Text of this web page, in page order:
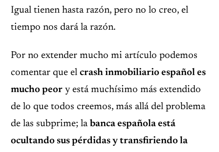
Igual tienen hasta razón, pero no lo creo, el
tiempo nos dará la razón.
Por no extender mucho mi artículo podemos
comentar que el crash inmobiliario español es
mucho peor y está muchísimo más extendido
de lo que todos creemos, más allá del problema
de las subprime; la banca española está
ocultando sus pérdidas y transfiriendo la